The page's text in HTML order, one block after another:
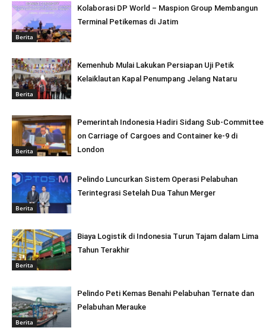
Berita
Kolaborasi DP World – Maspion Group Membangun
Terminal Petikemas di Jatim
Berita
Kemenhub Mulai Lakukan Persiapan Uji Petik
Kelaiklautan Kapal Penumpang Jelang Nataru
Berita
Pemerintah Indonesia Hadiri Sidang Sub-Committee
on Carriage of Cargoes and Container ke-9 di
London
Berita
Pelindo Luncurkan Sistem Operasi Pelabuhan
Terintegrasi Setelah Dua Tahun Merger
Berita
Biaya Logistik di Indonesia Turun Tajam dalam Lima
Tahun Terakhir
Berita
Pelindo Peti Kemas Benahi Pelabuhan Ternate dan
Pelabuhan Merauke